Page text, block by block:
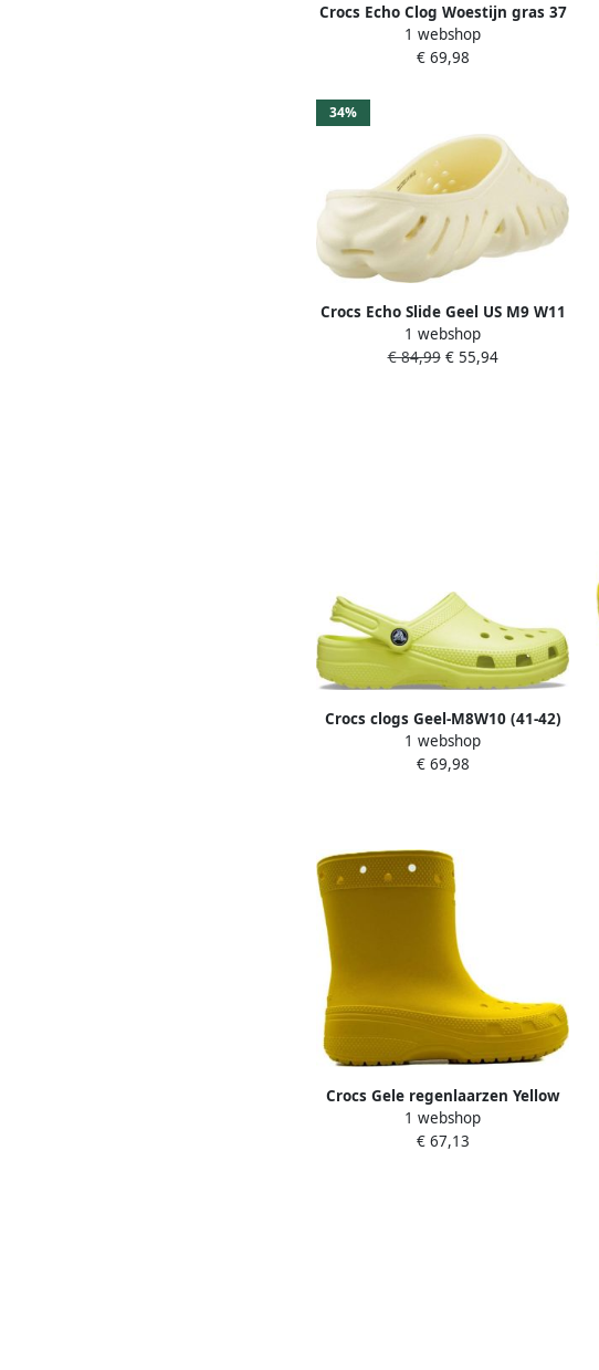
Crocs Echo Clog Woestijn gras 37
38 US M6 W8
1 webshop
€ 69,98
34%
Crocs Echo Slide Geel US M9 W11
1 webshop
€ 84,99€ 55,94
Crocs clogs Geel-M8W10 (41-42)
1 webshop
€ 69,98
Crocs Gele regenlaarzen Yellow
Dames
1 webshop
€ 67,13